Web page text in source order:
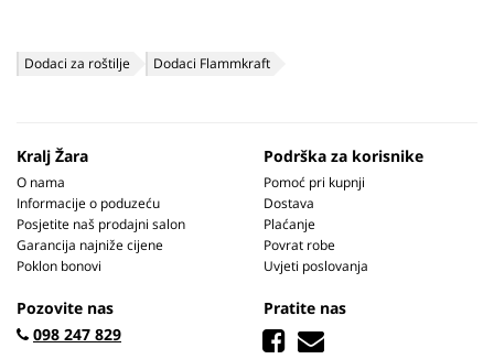
Dodaci za roštilje Dodaci Flammkraft
Kralj Žara
O nama
Informacije o poduzeću
Posjetite naš prodajni salon
Garancija najniže cijene
Poklon bonovi
Podrška za korisnike
Pomoć pri kupnji
Dostava
Plaćanje
Povrat robe
Uvjeti poslovanja
Pozovite nas
098 247 829
Pratite nas